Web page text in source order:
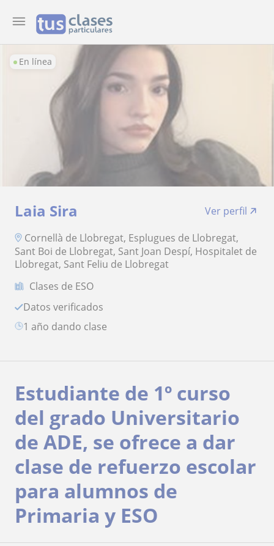
En línea
Laia Sira
Ver perfil
Cornellà de Llobregat, Esplugues de Llobregat,
Sant Boi de Llobregat, Sant Joan Despí, Hospitalet de
Llobregat, Sant Feliu de Llobregat
Clases de ESO
Datos verificados
1 año dando clase
Estudiante de 1º curso
del grado Universitario
de ADE, se ofrece a dar
clase de refuerzo escolar
para alumnos de
Primaria y ESO